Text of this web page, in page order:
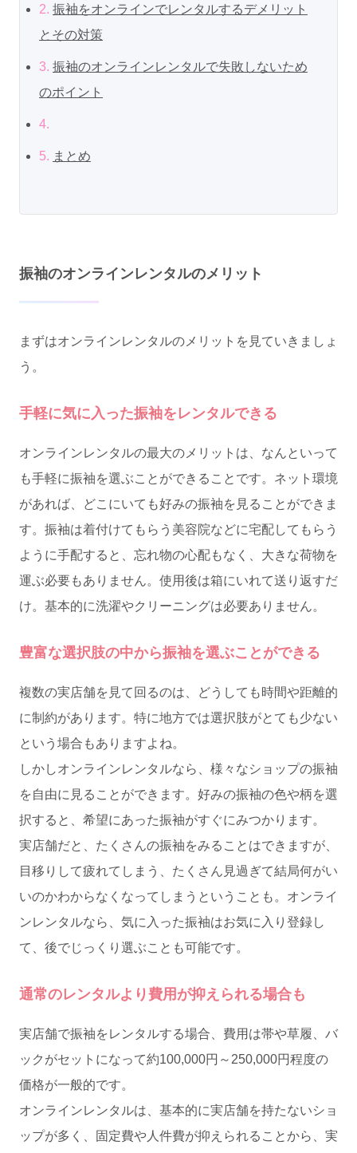
2. 振袖をオンラインでレンタルするデメリット
とその対策
3. 振袖のオンラインレンタルで失敗しないため
のポイント
4.
5. まとめ
振袖のオンラインレンタルのメリット
まずはオンラインレンタルのメリットを見ていきましょ
う。
手軽に気に入った振袖をレンタルできる
オンラインレンタルの最大のメリットは、なんといって
も手軽に振袖を選ぶことができることです。ネット環境
があれば、どこにいても好みの振袖を見ることができま
す。振袖は着付けてもらう美容院などに宅配してもらう
ように手配すると、忘れ物の心配もなく、大きな荷物を
運ぶ必要もありません。使用後は箱にいれて送り返すだ
け。基本的に洗濯やクリーニングは必要ありません。
豊富な選択肢の中から振袖を選ぶことができる
複数の実店舗を見て回るのは、どうしても時間や距離的
に制約があります。特に地方では選択肢がとても少ない
という場合もありますよね。
しかしオンラインレンタルなら、様々なショップの振袖
を自由に見ることができます。好みの振袖の色や柄を選
択すると、希望にあった振袖がすぐにみつかります。
実店舗だと、たくさんの振袖をみることはできますが、
目移りして疲れてしまう、たくさん見過ぎて結局何がい
いのかわからなくなってしまうということも。オンライ
ンレンタルなら、気に入った振袖はお気に入り登録し
て、後でじっくり選ぶことも可能です。
通常のレンタルより費用が抑えられる場合も
実店舗で振袖をレンタルする場合、費用は帯や草履、バ
ックがセットになって約100,000円～250,000円程度の
価格が一般的です。
オンラインレンタルは、基本的に実店舗を持たないショ
ップが多く、固定費や人件費が抑えられることから、実